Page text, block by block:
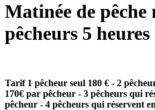
Matinée de pêche
pêcheurs 5 heures
Tarif1 pêcheur seul 180 € - 2
170€ par pêcheur - 3 pêcheurs qui
pêcheur - 4 pêcheurs qui réservent